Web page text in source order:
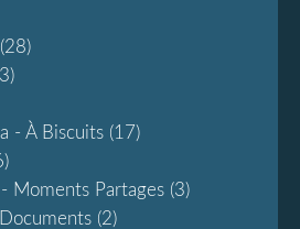
(28)
- À Biscuits (17)
- Moments Partages (3)
(2)